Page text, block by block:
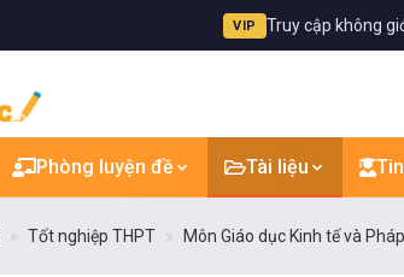
VIP Truy cập không
Phòng luyện đề Tài liệu
Tốt nghiệp THPT Môn Giáo dục Kinh tế và